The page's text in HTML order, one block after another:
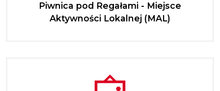
Piwnica pod Regałami - Miejsce
Aktywności Lokalnej (MAL)